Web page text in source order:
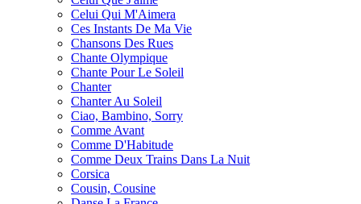
Celui Qui M'Aimera
Ces Instants De Ma Vie
Chansons Des Rues
Chante Olympique
Chante Pour Le Soleil
Chanter
Chanter Au Soleil
Ciao, Bambino, Sorry
Comme Avant
Comme D'Habitude
Comme Deux Trains Dans La Nuit
Corsica
Cousin, Cousine